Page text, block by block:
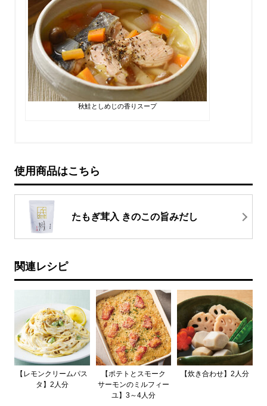
秋鮭としめじの香りスープ
使用商品はこちら
たもぎ茸入 きのこの旨みだし
関連レシピ
【レモンクリームパス
タ】2人分
【ポテトとスモーク
サーモンのミルフィー
ユ】3～4人分
【炊き合わせ】2人分